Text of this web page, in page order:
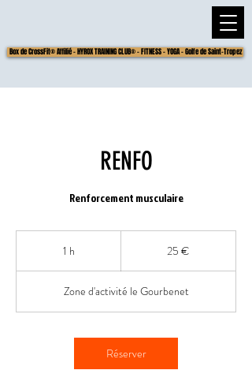
Box de CrossFit® Affilié - HYROX TRAINING CLUB® - FITNESS - YOGA - Golfe de Saint-Tropez
RENFO
Renforcement musculaire
1 h 25 €
Zone d'activité le Gourbenet
Réserver